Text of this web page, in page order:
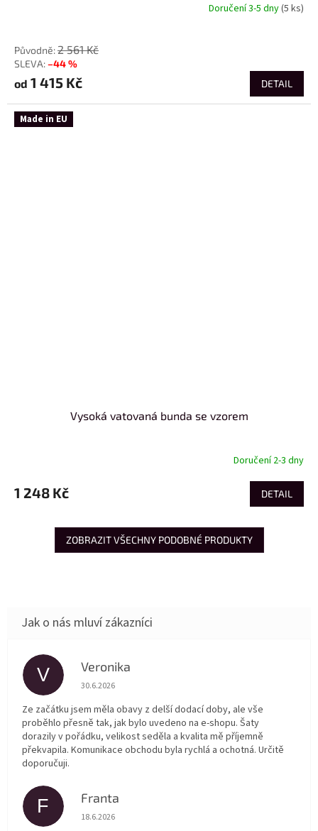
Doručení 3-5 dny(5 ks)
2 561 Kč
–44 %
od 1 415 Kč DETAIL
Made in EU
Vysoká vatovaná bunda se vzorem
Doručení 2-3 dny
1 248 Kč DETAIL
ZOBRAZIT VŠECHNY PODOBNÉ PRODUKTY
V Veronika
Hodnocení obchodu je 5 z 5 hvězdiček.
30.6.2026
Ze začátku jsem měla obavy z delší dodací doby, ale vše
proběhlo přesně tak, jak bylo uvedeno na e-shopu. Šaty
dorazily v pořádku, velikost seděla a kvalita mě příjemně
překvapila. Komunikace obchodu byla rychlá a ochotná. Určitě
doporučuji.
F Franta
Hodnocení obchodu je 5 z 5 hvězdiček.
18.6.2026